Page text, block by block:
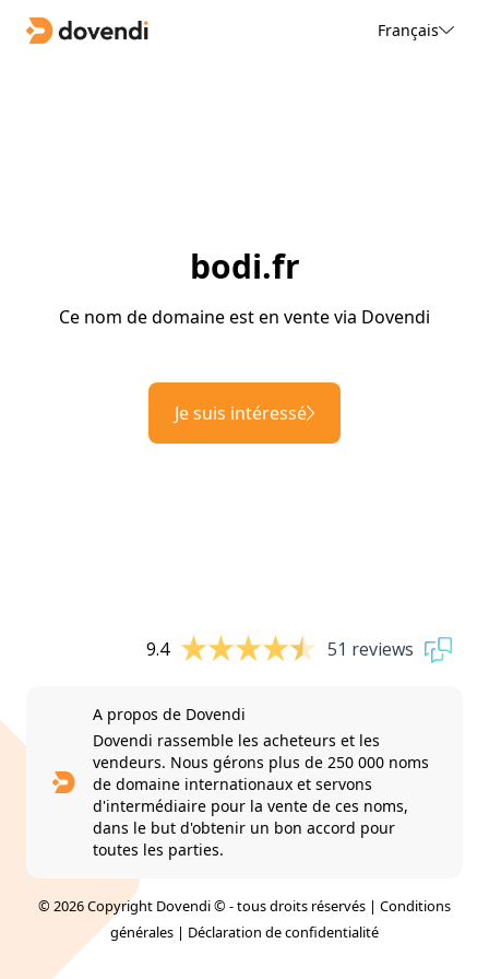
Français
bodi.fr
Ce nom de domaine est en vente via Dovendi
Je suis intéressé
9.4 51 reviews
A propos de Dovendi
Dovendi rassemble les acheteurs et les
vendeurs. Nous gérons plus de 250 000 noms
de domaine internationaux et servons
d'intermédiaire pour la vente de ces noms,
dans le but d'obtenir un bon accord pour
toutes les parties.
© 2026 Copyright Dovendi © - tous droits réservés | Conditions
générales | Déclaration de confidentialité